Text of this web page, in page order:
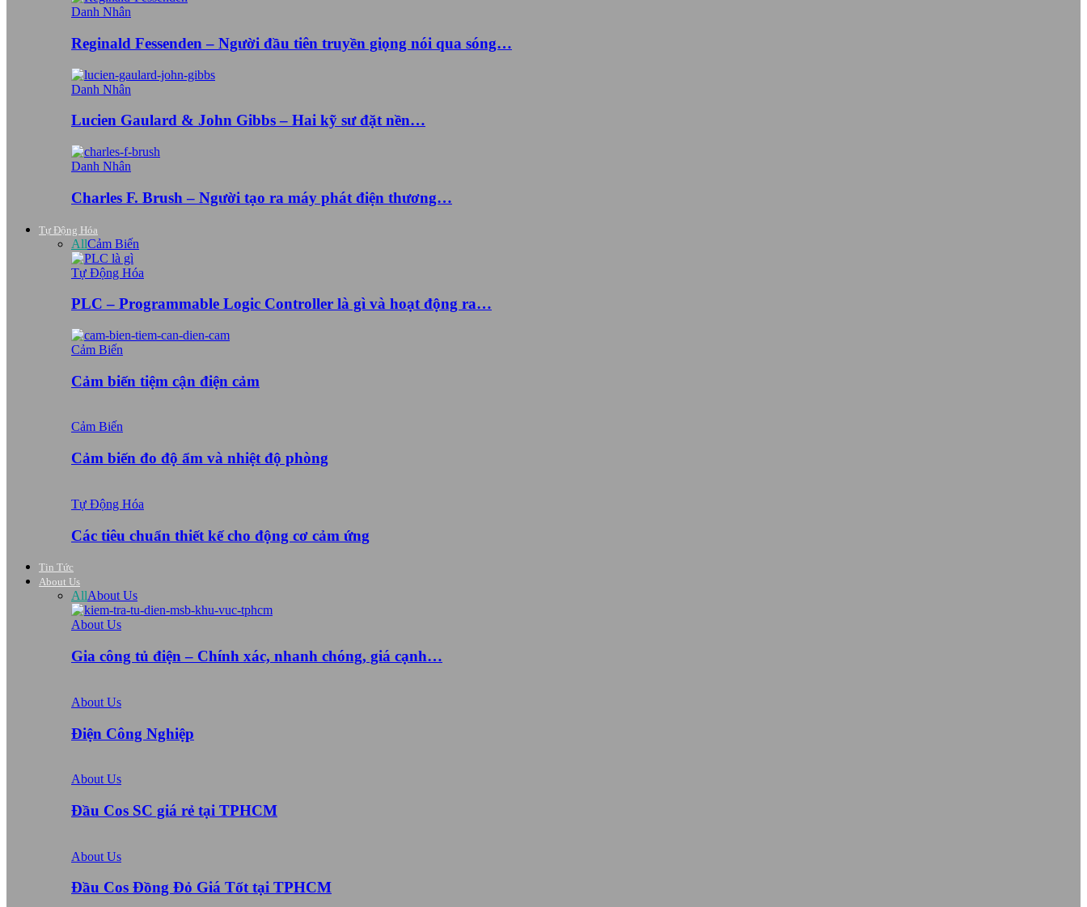
Danh Nhân
Reginald Fessenden – Người đầu tiên truyền giọng nói qua sóng…
Danh Nhân
Lucien Gaulard & John Gibbs – Hai kỹ sư đặt nền…
Danh Nhân
Charles F. Brush – Người tạo ra máy phát điện thương…
Tự Động Hóa
AllCảm Biến
Tự Động Hóa
PLC – Programmable Logic Controller là gì và hoạt động ra…
Cảm Biến
Cảm biến tiệm cận điện cảm
Cảm Biến
Cảm biến đo độ ẩm và nhiệt độ phòng
Tự Động Hóa
Các tiêu chuẩn thiết kế cho động cơ cảm ứng
Tin Tức
About Us
AllAbout Us
About Us
Gia công tủ điện – Chính xác, nhanh chóng, giá cạnh…
About Us
Điện Công Nghiệp
About Us
Đầu Cos SC giá rẻ tại TPHCM
About Us
Đầu Cos Đồng Đỏ Giá Tốt tại TPHCM